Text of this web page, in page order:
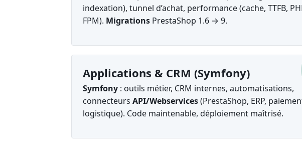
indexation), tunnel d’achat, performance (cache, TTFB,
FPM). Migrations PrestaShop 1.6 → 9.
Applications & CRM (Symfony)
Symfony : outils métier, CRM internes, automatisations,
connecteurs API/Webservices(PrestaShop, ERP,
logistique). Code maintenable, déploiement maîtrisé.